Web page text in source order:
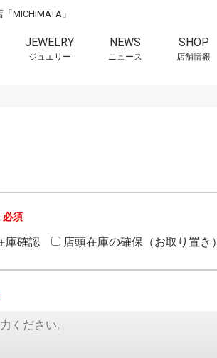
MICHIMATA」
JEWELRY
ジュエリー
NEWS
ニュース
SHOP
店舗情報
必須
庫確認 店頭在庫の確保（お取り置き）